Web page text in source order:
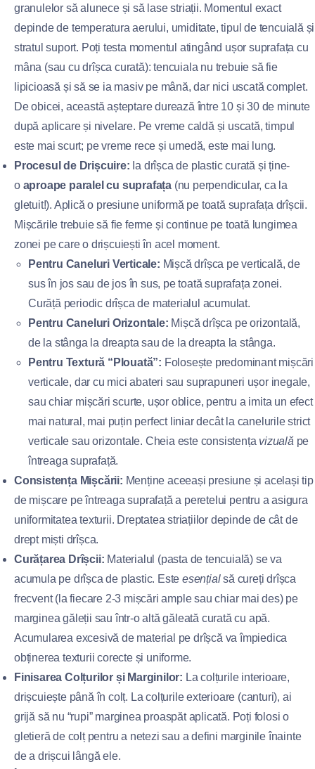
granulelor să alunece și să lase striații. Momentul exact
depinde de temperatura aerului, umiditate, tipul de tencuială și
stratul suport. Poți testa momentul atingând ușor suprafața cu
mâna (sau cu drîșca curată): tencuiala nu trebuie să fie
lipicioasă și să se ia masiv pe mână, dar nici uscată complet.
De obicei, această așteptare durează între 10 și 30 de minute
după aplicare și nivelare. Pe vreme caldă și uscată, timpul
este mai scurt; pe vreme rece și umedă, este mai lung.
Procesul de Drișcuire: Ia drîșca de plastic curată și ține-
o aproape paralel cu suprafața (nu perpendicular, ca la
gletuit!). Aplică o presiune uniformă pe toată suprafața drîșcii.
Mișcările trebuie să fie ferme și continue pe toată lungimea
zonei pe care o drișcuiești în acel moment.
Pentru Caneluri Verticale: Mișcă drîșca pe verticală, de
sus în jos sau de jos în sus, pe toată suprafața zonei.
Curăță periodic drîșca de materialul acumulat.
Pentru Caneluri Orizontale: Mișcă drîșca pe orizontală,
de la stânga la dreapta sau de la dreapta la stânga.
Pentru Textură “Plouată”: Folosește predominant mișcări
verticale, dar cu mici abateri sau suprapuneri ușor inegale,
sau chiar mișcări scurte, ușor oblice, pentru a imita un efect
mai natural, mai puțin perfect liniar decât la canelurile strict
verticale sau orizontale. Cheia este consistența vizuală pe
întreaga suprafață.
Consistența Mișcării: Menține aceeași presiune și același tip
de mișcare pe întreaga suprafață a peretelui pentru a asigura
uniformitatea texturii. Dreptatea striațiilor depinde de cât de
drept miști drîșca.
Curățarea Drîșcii: Materialul (pasta de tencuială) se va
acumula pe drîșca de plastic. Esteesențialsă cureți drîșca
frecvent (la fiecare 2-3 mișcări ample sau chiar mai des) pe
marginea găleții sau într-o altă găleată curată cu apă.
Acumularea excesivă de material pe drîșcă va împiedica
obținerea texturii corecte și uniforme.
Finisarea Colțurilor și Marginilor: La colțurile interioare,
drișcuiește până în colț. La colțurile exterioare (canturi), ai
grijă să nu “rupi” marginea proaspăt aplicată. Poți folosi o
gletieră de colț pentru a netezi sau a defini marginile înainte
de a drișcui lângă ele.